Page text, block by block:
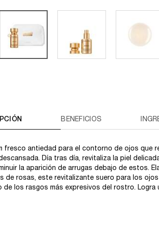
BENEFICIOS
fresco antiedad para el contorno de ojos que
Día tras día, revitaliza la piel
la aparición de arrugas debajo de estos.
de rosas, este revitalizante suero para los
de los rasgos más expresivos del rostro. Logra